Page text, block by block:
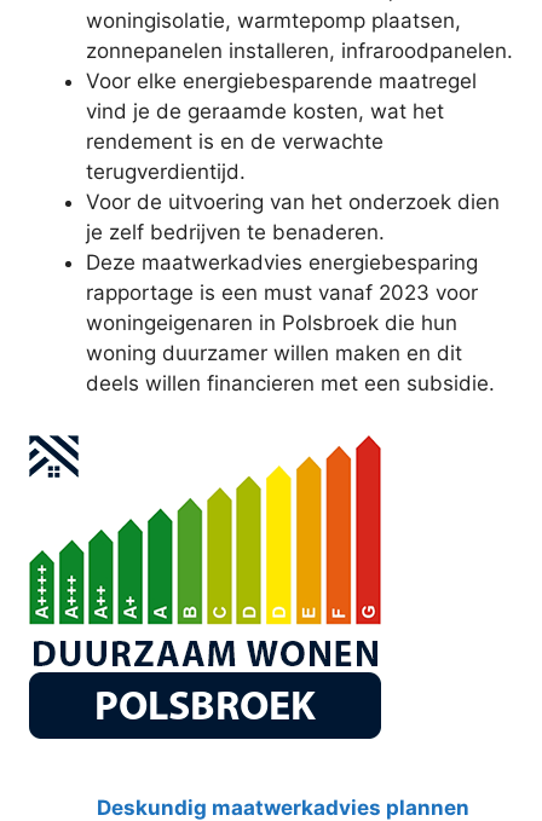
woningisolatie, warmtepomp plaatsen,
zonnepanelen installeren, infraroodpanelen.
Voor elke energiebesparende maatregel
vind je de geraamde kosten, wat het
rendement is en de verwachte
terugverdientijd.
Voor de uitvoering van het onderzoek dien
je zelf bedrijven te benaderen.
Deze maatwerkadvies energiebesparing
rapportage is een must vanaf 2023 voor
woningeigenaren in Polsbroek die hun
woning duurzamer willen maken en dit
deels willen financieren met een subsidie.
Deskundig maatwerkadvies plannen